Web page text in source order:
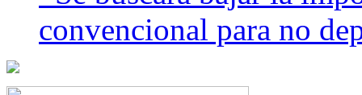
convencional para no